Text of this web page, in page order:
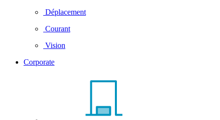
Déplacement
Courant
Vision
Corporate